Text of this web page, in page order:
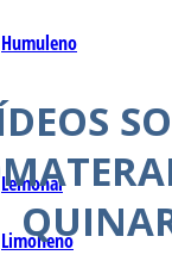
Humuleno
Lemonal
Limoneno